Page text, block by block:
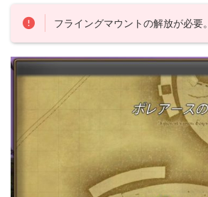
フライングマウントの解放が必要。